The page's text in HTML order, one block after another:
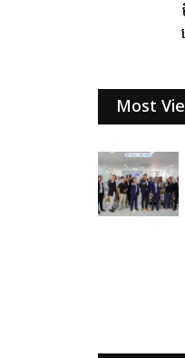
Most